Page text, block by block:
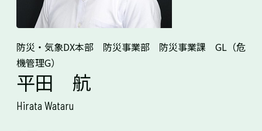
防災・気象DX本部 防災事業部 防災事業課 GL（危
機管理G）
平田 航
Hirata Wataru